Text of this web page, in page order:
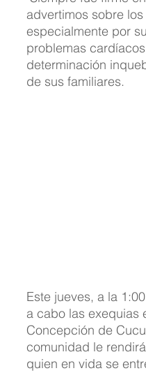
advertimos sobre
especialmente por
problemas
determinación
de sus familiares.
Este jueves, a la
a cabo las exequias
Concepción de
comunidad le
quien en vida se